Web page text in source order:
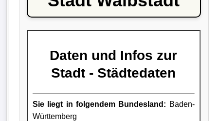
Daten und Infos zur
Stadt - Städtedaten
Sie liegt in folgendem Bundesland: Baden-
Württemberg